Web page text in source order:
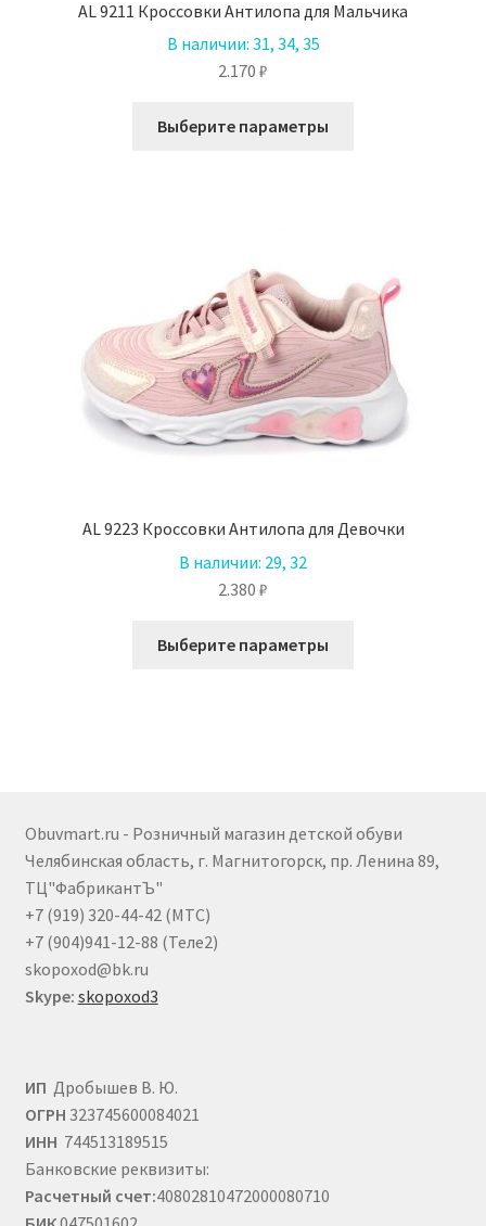
AL 9211 Кроссовки Антилопа для Мальчика
В наличии: 31, 34, 35
2.170 ₽
Выберите параметры
можно
выбрать
на
странице
товара.
AL 9223 Кроссовки Антилопа для Девочки
В наличии: 29, 32
2.380 ₽
Выберите параметры
выбрать
Obuvmart.ru - Розничный магазин детской обуви
Челябинская область, г. Магнитогорск, пр. Ленина 89,
ТЦ"ФабрикантЪ"
+7 (919) 320-44-42 (МТС)
+7 (904)941-12-88 (Теле2)
skopoxod@bk.ru
Skype: skopoxod3
ИП Дробышев В. Ю.
ОГРН 323745600084021
ИНН 744513189515
Банковские реквизиты:
Расчетный счет:40802810472000080710